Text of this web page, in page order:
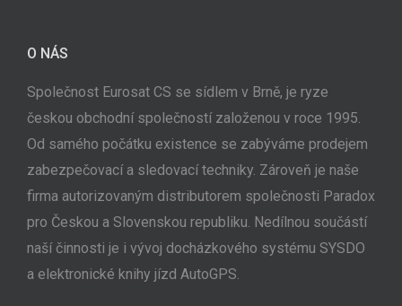
O NÁS
Společnost Eurosat CS se sídlem v Brně, je ryze
českou obchodní společností založenou v roce 1995.
Od samého počátku existence se zabýváme prodejem
zabezpečovací a sledovací techniky. Zároveň je naše
firma autorizovaným distributorem společnosti Paradox
pro Českou a Slovenskou republiku. Nedílnou součástí
naší činnosti je i vývoj docházkového systému SYSDO
a elektronické knihy jízd AutoGPS.